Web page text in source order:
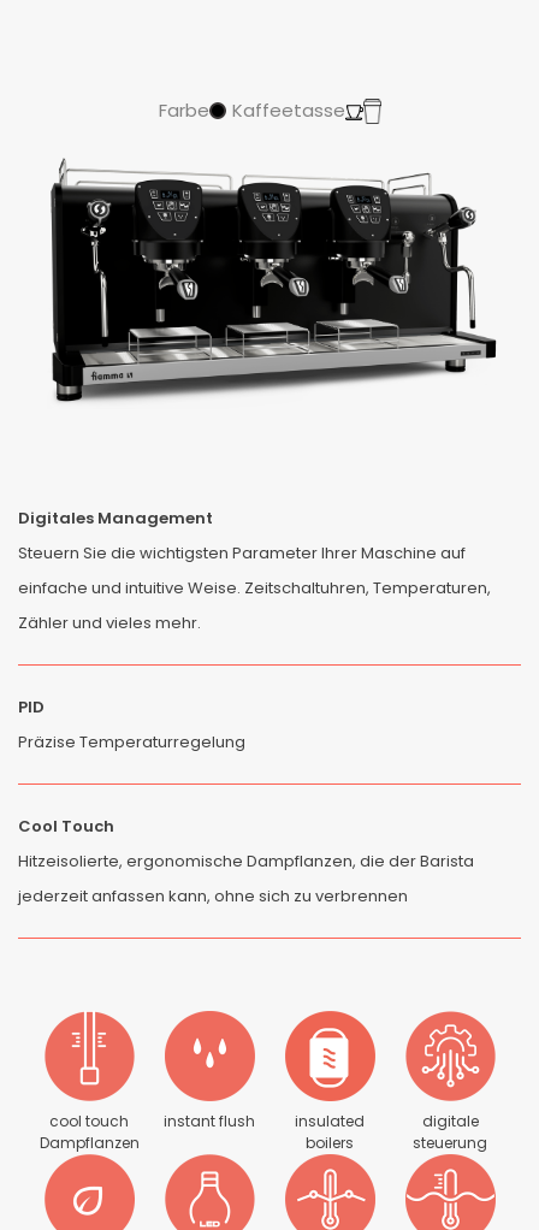
Farbe Kaffeetasse
Digitales Management
Steuern Sie die wichtigsten Parameter Ihrer Maschine auf
einfache und intuitive Weise. Zeitschaltuhren, Temperaturen,
Zähler und vieles mehr.
PID
Präzise Temperaturregelung
Cool Touch
Hitzeisolierte, ergonomische Dampflanzen, die der Barista
jederzeit anfassen kann, ohne sich zu verbrennen
cool touch
Dampflanzen
instant flush
insulated
boilers
digitale
steuerung